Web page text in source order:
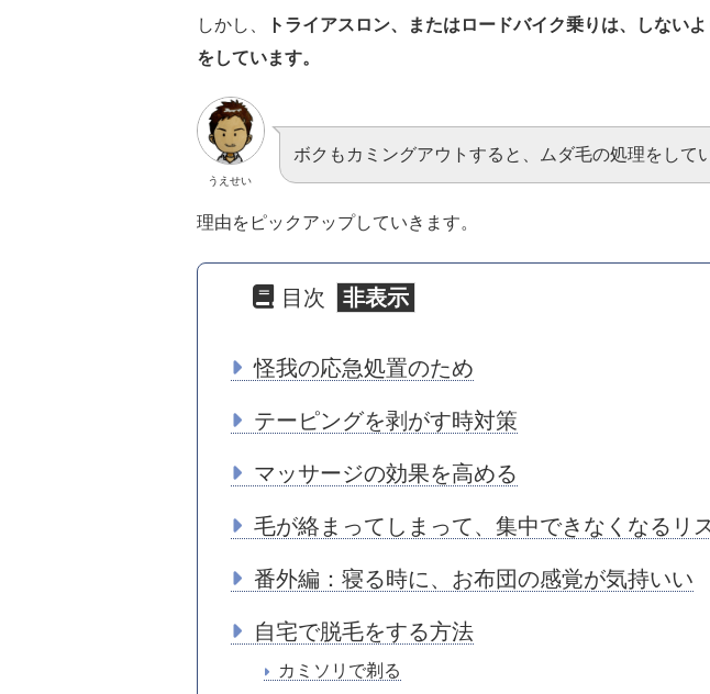
しかし、
トライアスロン、またはロードバイク乗りは、しない
をしています。
うえせい
ボクもカミングアウトすると、ムダ毛の処理をして
理由をピックアップしていきます。
目次
怪我の応急処置のため
テーピングを剥がす時対策
マッサージの効果を高める
毛が絡まってしまって、集中できなくなるリ
番外編：寝る時に、お布団の感覚が気持いい
自宅で脱毛をする方法
カミソリで剃る